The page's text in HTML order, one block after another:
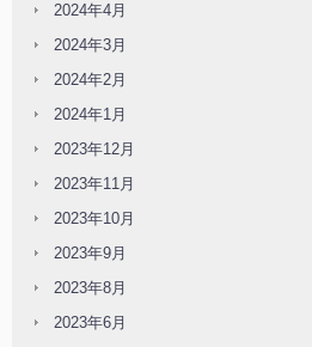
2024年4月
2024年3月
2024年2月
2024年1月
2023年12月
2023年11月
2023年10月
2023年9月
2023年8月
2023年6月